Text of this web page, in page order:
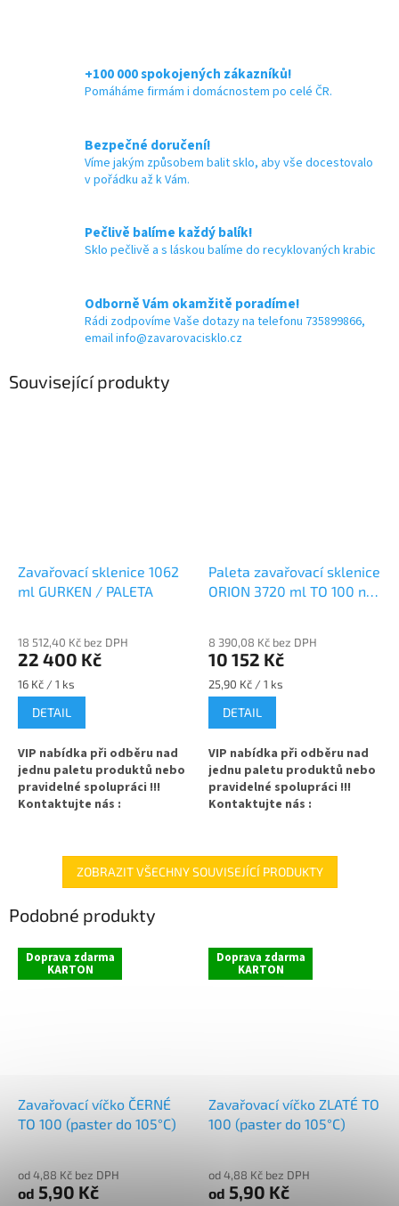
+100 000 spokojených zákazníků!
Pomáháme firmám i domácnostem po celé ČR.
Bezpečné doručení!
Víme jakým způsobem balit sklo, aby vše docestovalo
v pořádku až k Vám.
Pečlivě balíme každý balík!
Sklo pečlivě a s láskou balíme do recyklovaných krabic
Odborně Vám okamžitě poradíme!
Rádi zodpovíme Vaše dotazy na telefonu 735899866,
email info@zavarovacisklo.cz
Související produkty
Zavařovací sklenice 1062
ml GURKEN / PALETA
18 512,40 Kč bez DPH
22 400 Kč
Měrná
cena:
16 Kč / 1 ks
DETAIL
VIP nabídka při odběru nad
jednu paletu produktů nebo
pravidelné spolupráci !!!
Kontaktujte nás :
Praktická sklenice nejen na
okurky 1062 ml
✅ Twist Off šroubový uzávěr
uzavřete rukou
✅ Víčko TO 100 ke sklenici
objednejteZDE
Na paletě je 1 400 ks BEZ
Paleta zavařovací sklenice
ORION 3720 ml TO 100 na
8 390,08 Kč bez DPH
10 152 Kč
Měrná
cena:
25,90 Kč / 1 ks
DETAIL
VIP nabídka při odběru nad
jednu paletu produktů nebo
pravidelné spolupráci !!!
Kontaktujte nás :
✅Praktická velkoobjemová
sklenice 3720 ml (5000 g medu)
✅ Víčko TO 100 ke sklenici
objednejteZDE
Na paletě je 392 ks sklenice
ZOBRAZIT VŠECHNY SOUVISEJÍCÍ PRODUKTY
Podobné produkty
Doprava zdarma
KARTON
Zavařovací víčko ČERNÉ
TO 100 (paster do 105°C)
od 4,88 Kč bez DPH
od 5,90 Kč
Doprava zdarma
KARTON
Zavařovací víčko ZLATÉ TO
100 (paster do 105°C)
od 4,88 Kč bez DPH
od 5,90 Kč